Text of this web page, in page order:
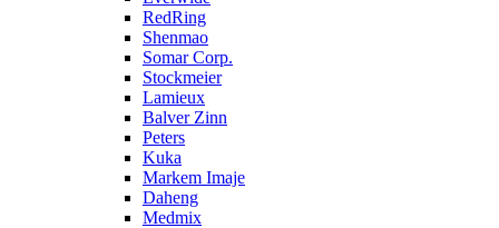
RedRing
Shenmao
Somar Corp.
Stockmeier
Lamieux
Balver Zinn
Peters
Kuka
Markem Imaje
Daheng
Medmix